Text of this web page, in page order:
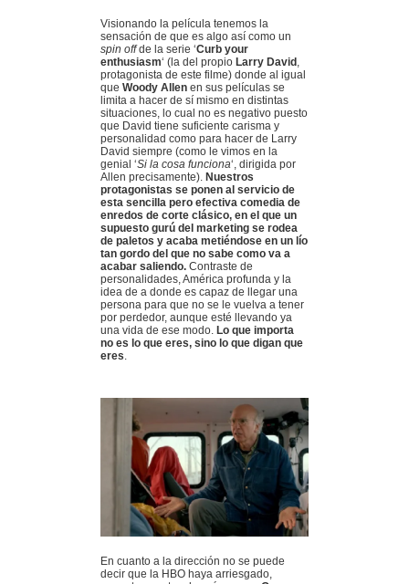
Visionando la película tenemos la
sensación de que es algo así como un
spin offde la serie ‘Curb your
enthusiasm‘ (la del propio Larry David
protagonista de este filme) donde al igual
que Woody Allen en sus películas se
limita a hacer de sí mismo en distintas
situaciones, lo cual no es negativo puesto
que David tiene suficiente carisma y
personalidad como para hacer de Larry
David siempre (como le vimos en la
genial ‘Si la cosa funciona‘, dirigida por
Allen precisamente). Nuestros
protagonistas se ponen al servicio de
esta sencilla pero efectiva comedia de
enredos de corte clásico, en el que un
supuesto gurú del marketing se rodea
de paletos y acaba metiéndose en un lío
tan gordo del que no sabe como va a
acabar saliendo. Contraste de
personalidades, América profunda y la
idea de a donde es capaz de llegar una
persona para que no se le vuelva a tener
por perdedor, aunque esté llevando ya
una vida de ese modo. Lo que importa
no es lo que eres, sino lo que digan que
eres
En cuanto a la dirección no se puede
decir que la HBO haya arriesgado,